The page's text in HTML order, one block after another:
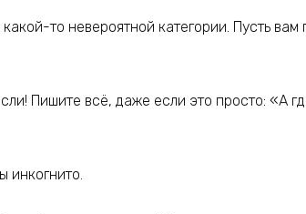
то невероятной категории. Пусть вам
Пишите всё, даже если это просто: «А
инкогнито.